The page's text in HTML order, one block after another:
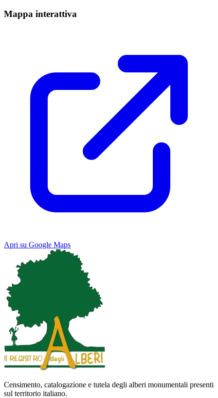
Mappa interattiva
Apri su Google Maps
Map Satellite
Keyboard shortcuts
Censimento, catalogazione e tutela degli alberi monumentali presenti
sul territorio italiano.